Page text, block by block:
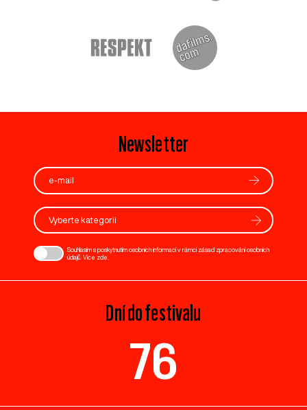
Newsletter
Vyberte kategorii
Souhlasím s poskytnutím osobních informací v rámci zásad zpracování osobních
údajů. Více zde
Dní do festivalu
76